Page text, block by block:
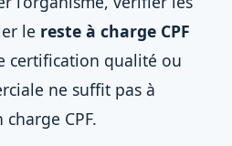
le reste à charge CPF
certification qualité ou
ne suffit pas à
CPF.